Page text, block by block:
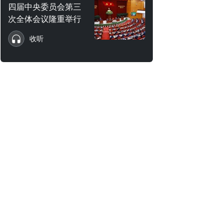
四届中央委员会第三
次全体会议隆重举行
收听